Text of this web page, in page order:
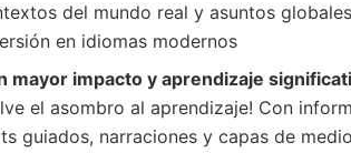
del mundo real y asuntos globales
en idiomas modernos
mayor impacto y aprendizaje
el asombro al aprendizaje! Con
guiados, narraciones y capas de